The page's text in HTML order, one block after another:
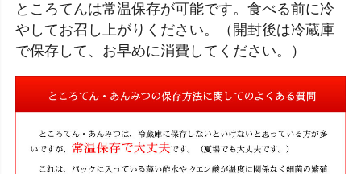
ところてんは常温保存が可能です。食べる前に冷
やしてお召し上がりください。（開封後は冷蔵庫
で保存して、お早めに消費してください。）